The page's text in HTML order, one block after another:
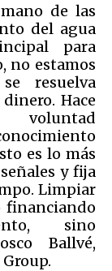
de las
del agua
para
no estamos
resuelva
Hace
es lo más
y fija
Limpiar
financiando
sino
Ballvé,